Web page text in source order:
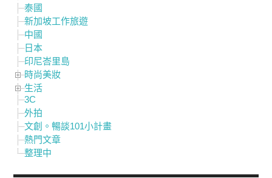
泰國
新加坡工作旅遊
中國
日本
印尼峇里島
時尚美妝
生活
3C
外拍
文創。暢談101小計畫
熱門文章
整理中